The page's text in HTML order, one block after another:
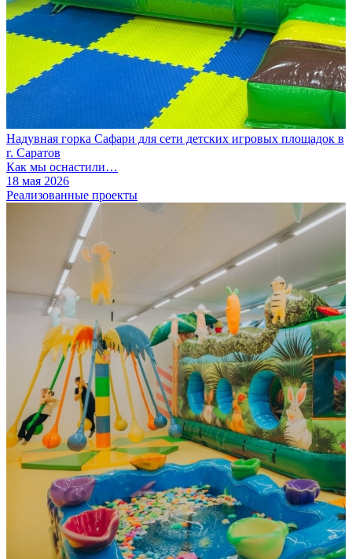
Надувная горка Сафари для сети детских игровых площадок в
г. Саратов
Как мы оснастили…
18 мая 2026
Реализованные проекты